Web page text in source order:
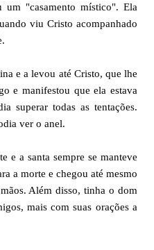
um "casamento místico". Ela
viu Cristo acompanhado
e a levou até Cristo, que lhe
e manifestou que ela estava
superar todas as tentações.
ver o anel.
e a santa sempre se manteve
a morte e chegou até mesmo
Além disso, tinha o dom
mais com suas orações a